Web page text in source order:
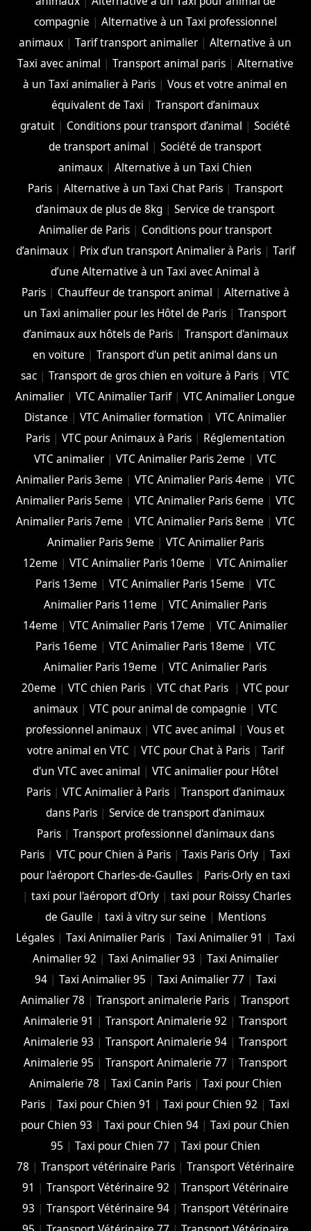
compagnie | Alternative à un Taxi professionnel
animaux |Tarif transport animalier |Alternative à un
Taxi avec animal | Transport animal paris| Alternative
à un Taxi animalier à Paris |Vous et votre animal en
équivalent de Taxi |Transport d’animaux
gratuit | Conditions pour transport d’animal |Société
de transport animal |Société de transport
animaux |Alternative à un Taxi Chien
Paris| Alternative à un Taxi Chat Paris| Transport
d’animaux de plus de 8kg |Service de transport
Animalier de Paris| Conditions pour transport
d’animaux| Prix d’un transport Animalier à Paris| Tarif
d’une Alternative à un Taxi avec Animal à
Paris| Chauffeur de transport animal | Alternative à
un Taxi animalier pour les Hôtel de Paris |Transport
d’animaux aux hôtels de Paris| Transport d'animaux
en voiture |Transport d'un petit animal dans un
sac |Transport de gros chien en voiture à Paris |VTC
Animalier |VTC Animalier Tarif|VTC Animalier Longue
Distance |VTC Animalier formation |VTC Animalier
Paris| VTC pour Animaux à Paris| Réglementation
VTC animalier |VTC Animalier Paris 2eme |VTC
Animalier Paris 3eme | VTC Animalier Paris 4eme | VTC
Animalier Paris 5eme | VTC Animalier Paris 6eme | VTC
Animalier Paris 7eme | VTC Animalier Paris 8eme | VTC
Animalier Paris 9eme | VTC Animalier Paris
12eme |VTC Animalier Paris 10eme |VTC Animalier
Paris 13eme | VTC Animalier Paris 15eme | VTC
Animalier Paris 11eme |VTC Animalier Paris
14eme |VTC Animalier Paris 17eme |VTC Animalier
Paris 16eme | VTC Animalier Paris 18eme | VTC
Animalier Paris 19eme |VTC Animalier Paris
20eme |VTC chien Paris |VTC chat Paris |VTC pour
animaux| VTC pour animal de compagnie | VTC
professionnel animaux |VTC avec animal |Vous et
votre animal en VTC | VTC pour Chat à Paris| Tarif
d'un VTC avec animal | VTC animalier pour Hôtel
Paris| VTC Animalier à Paris| Transport d'animaux
dans Paris |Service de transport d'animaux
Paris| Transport professionnel d'animaux dans
Paris |VTC pour Chien à Paris |Taxis Paris Orly |Taxi
pour l'aéroport Charles-de-Gaulles | Paris-Orly en taxi
|taxi pour l'aéroport d'Orly |taxi pour Roissy Charles
de Gaulle | taxi à vitry sur seine | Mentions
Légales| Taxi Animalier Paris| Taxi Animalier 91 | Taxi
Animalier 92 | Taxi Animalier 93 | Taxi Animalier
94| Taxi Animalier 95 | Taxi Animalier 77 | Taxi
Animalier 78 |Transport animalerie Paris |Transport
Animalerie 91 | Transport Animalerie 92 | Transport
Animalerie 93 | Transport Animalerie 94| Transport
Animalerie 95 | Transport Animalerie 77 | Transport
Animalerie 78 | Taxi Canin Paris| Taxi pour Chien
Paris |Taxi pour Chien 91 |Taxi pour Chien 92 |Taxi
pour Chien 93 |Taxi pour Chien 94 |Taxi pour Chien
95 | Taxi pour Chien 77 | Taxi pour Chien
78 | Transport vétérinaire Paris| Transport Vétérinaire
91 | Transport Vétérinaire 92 | Transport Vétérinaire
93 | Transport Vétérinaire 94| Transport Vétérinaire